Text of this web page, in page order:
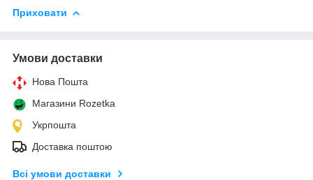
Приховати
Умови доставки
Нова Пошта
Магазини Rozetka
Укрпошта
Доставка поштою
Всі умови доставки